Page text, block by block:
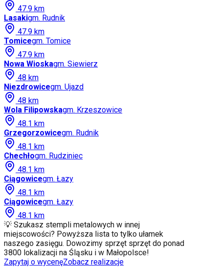
47.9 km
Lasakigm. Rudnik
47.9 km
Tomicegm. Tomice
47.9 km
Nowa Wioskagm. Siewierz
48 km
Niezdrowicegm. Ujazd
48 km
Wola Filipowskagm. Krzeszowice
48.1 km
Grzegorzowicegm. Rudnik
48.1 km
Chechłogm. Rudziniec
48.1 km
Ciągowicegm. Łazy
48.1 km
Ciągowicegm. Łazy
48.1 km
💡 Szukasz stempli metalowych w innej
miejscowości? Powyższa lista to tylko ułamek
naszego zasięgu. Dowozimy sprzęt sprzęt do ponad
3800 lokalizacji na Śląsku i w Małopolsce!
Zapytaj o wycenęZobacz realizacje